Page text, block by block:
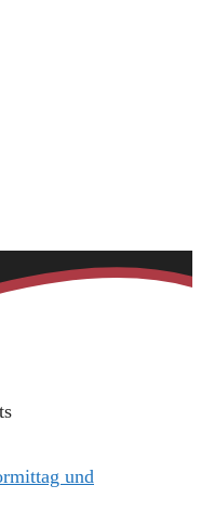
und